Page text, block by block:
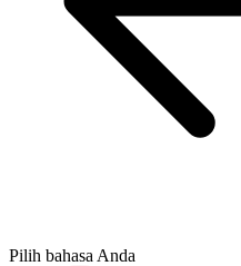
Pilih bahasa Anda